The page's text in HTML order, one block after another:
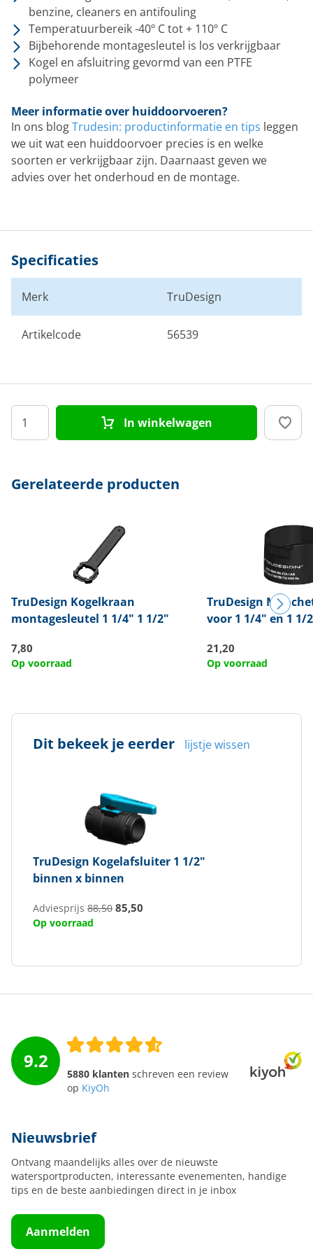
benzine, cleaners en antifouling
Temperatuurbereik -40º C tot + 110º C
Bijbehorende montagesleutel is los verkrijgbaar
Kogel en afsluitring gevormd van een PTFE
polymeer
Meer informatie over huiddoorvoeren?
In ons blogTrudesin: productinformatie en tips leggen
we uit wat een huiddoorvoer precies is en welke
soorten er verkrijgbaar zijn. Daarnaast geven we
advies over het onderhoud en de montage.
Specificaties
Merk TruDesign
Artikelcode 56539
In winkelwagen
Gerelateerde producten
TruDesign Kogelkraan
montagesleutel 1 1/4" 1 1/2"
7,80
Op voorraad
TruDesign
voor 1 1/4" en 1 1/
21,20
Op voorraad
Dit bekeek je eerder lijstje wissen
TruDesign Kogelafsluiter 1 1/2"
binnen x binnen
Adviesprijs 88,50 85,50
Op voorraad
9.2
5880 klanten schreven een review
op KiyOh
Nieuwsbrief
Ontvang maandelijks alles over de nieuwste
watersportproducten, interessante evenementen, handige
tips en de beste aanbiedingen direct in je inbox
Aanmelden